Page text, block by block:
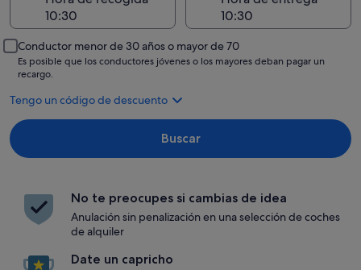
Conductor menor de 30 años o mayor de 70
Es posible que los conductores jóvenes o los mayores deban pagar un
recargo.
Tengo un código de descuento
Buscar
No te preocupes si cambias de idea
Anulación sin penalización en una selección de coches
de alquiler
Date un capricho